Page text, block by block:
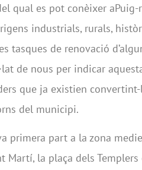
qual es pot conèixer aPuig-
industrials, rurals,
tasques de renovació
de nous per indicar
que ja existien
del municipi.
primera part a la zona
Martí, la plaça dels